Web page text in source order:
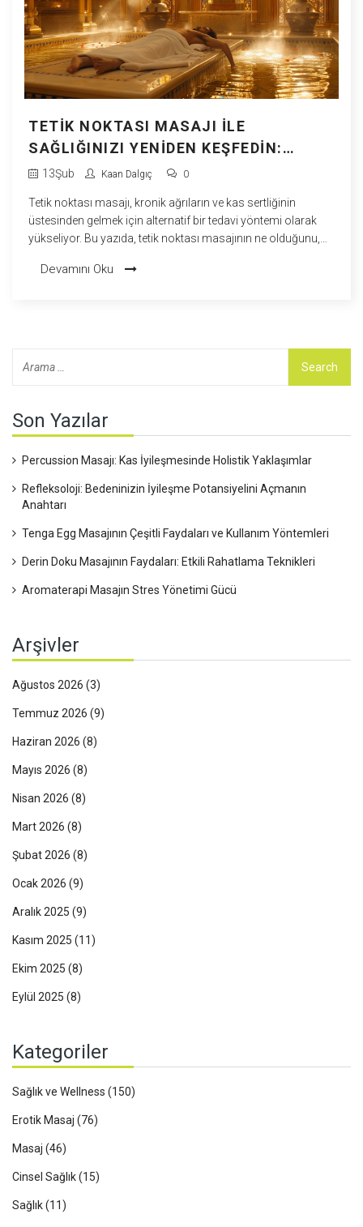
TETIK NOKTASI MASAJI ILE
SAĞLIĞINIZI YENIDEN KEŞFEDIN:
ALTERNATIF TEDAVILERDE YENI ÇIĞIR
13Şub Kaan Dalgıç 0
Tetik noktası masajı, kronik ağrıların ve kas sertliğinin
üstesinden gelmek için alternatif bir tedavi yöntemi olarak
yükseliyor. Bu yazıda, tetik noktası masajının ne olduğunu,
ele aldık. Aynı zamanda, bu masaj tekniğini günlük
Devamını Oku
Son Yazılar
Percussion Masajı: Kas İyileşmesinde Holistik Yaklaşımlar
Refleksoloji: Bedeninizin İyileşme Potansiyelini Açmanın
Anahtarı
Tenga Egg Masajının Çeşitli Faydaları ve Kullanım Yöntemleri
Derin Doku Masajının Faydaları: Etkili Rahatlama Teknikleri
Aromaterapi Masajın Stres Yönetimi Gücü
Arşivler
Ağustos 2026 (3)
Temmuz 2026 (9)
Haziran 2026 (8)
Mayıs 2026 (8)
Nisan 2026 (8)
Mart 2026 (8)
Şubat 2026 (8)
Ocak 2026 (9)
Aralık 2025 (9)
Kasım 2025 (11)
Ekim 2025 (8)
Eylül 2025 (8)
Kategoriler
Sağlık ve Wellness (150)
Erotik Masaj (76)
Masaj (46)
Cinsel Sağlık(15)
Sağlık(11)